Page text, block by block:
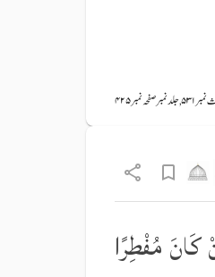
مُفْطِرًا